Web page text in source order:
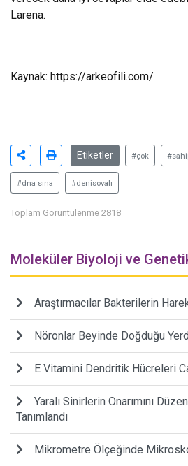
Larena.
Kaynak: https://arkeofili.com/
Etiketler #çok
#dna sına #denisovalı
Toplam Görüntülenme 2818
Moleküler Biyoloji ve
Araştırmacılar Bakterilerin
Nöronlar Beyinde Doğduğu
E Vitamini Dendritik Hücreleri
Yaralı Sinirlerin Onarımını
Tanımlandı
Mikrometre Ölçeğinde